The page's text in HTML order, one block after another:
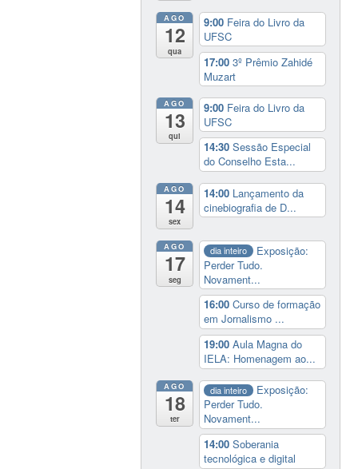
AGO
12
qua
9:00 Feira do Livro da
UFSC
17:003º Prêmio Zahidé
Muzart
AGO
13
qui
9:00 Feira do Livro da
UFSC
14:30Sessão Especial
do Conselho Esta...
AGO
14
sex
14:00 Lançamento da
cinebiografia de D...
AGO
17
seg
dia inteiro
Exposição:
Perder Tudo.
Novament...
16:00Curso de formação
em Jornalismo ...
19:00Aula Magna do
IELA: Homenagem ao...
AGO
18
ter
dia inteiro
Exposição:
Perder Tudo.
Novament...
14:00Soberania
tecnológica e digital